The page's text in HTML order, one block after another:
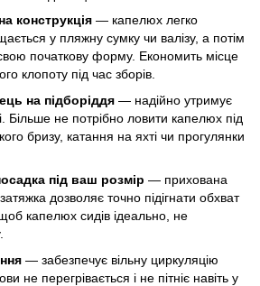
конструкція — капелюх легко
у пляжну сумку чи валізу, а потім
початкову форму. Економить місце
клопоту під час зборів.
на підборіддя — надійно утримує
Більше не потрібно ловити капелюх під
бризу, катання на яхті чи прогулянки
під ваш розмір — прихована
дозволяє точно підігнати обхват
капелюх сидів ідеально, не
— забезпечує вільну циркуляцію
не перегрівається і не пітніє навіть у